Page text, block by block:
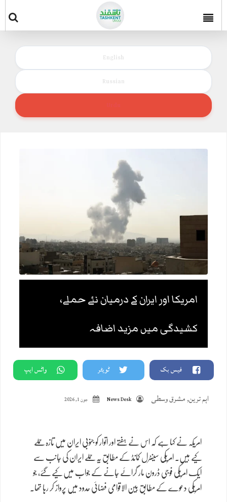
امریکا اور ایران کے درمیان نئے حملے،
کشیدگی میں مزید اضافہ
فیس بک ٹویٹر واٹس ایپ
اہم ترین,مشرق وسطی News Desk جون 1, 2026
امریکہ نے کہا ہے کہ اس نے ہفتے اور اتوار کو جنوبی ایران میں تازہ حملے
کیے ہیں۔ امریکی سینٹرل کمانڈ کے مطابق یہ حملے ایران کی جانب سے
ایک امریکی فوجی ڈرون مار گرائے جانے کے جواب میں کیے گئے، جو
امریکی دعوے کے مطابق بین الاقوامی فضائی حدود میں پرواز کر رہا تھا۔